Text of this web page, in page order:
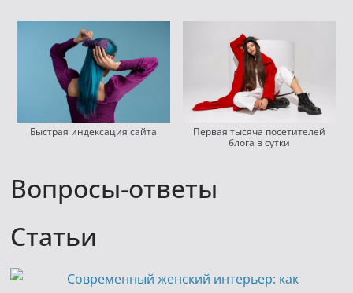
Быстрая индексация сайта
Первая тысяча посетителей
блога в сутки
Вопросы-ответы
Статьи